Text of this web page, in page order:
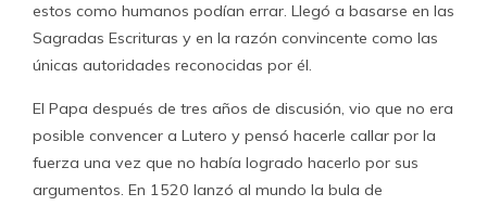
estos como humanos podían errar. Llegó a basarse en las
Sagradas Escrituras y en la razón convincente como las
únicas autoridades reconocidas por él.
El Papa después de tres años de discusión, vio que no era
posible convencer a Lutero y pensó hacerle callar por la
fuerza una vez que no había logrado hacerlo por sus
argumentos. En 1520 lanzó al mundo la bula de